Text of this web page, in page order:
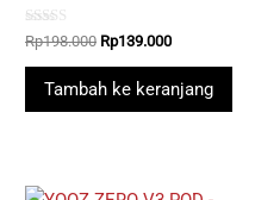
Rated
5.00
out of 5
Rp198.000 Original
was:
Rp198.000.
Rp139.000Current
is:
Rp139.000.
Tambah ke keranjang